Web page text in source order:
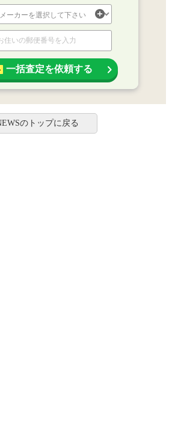
一括査定を依頼する
のトップに戻る